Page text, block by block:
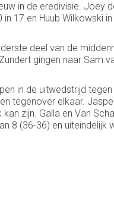
in de eredivisie.
17 en Huub Wilkowski
deel van de
gingen naar Sam
in de uitwedstrijd
tegenover elkaar.
zijn. Galla en Van
8 (36-36) en